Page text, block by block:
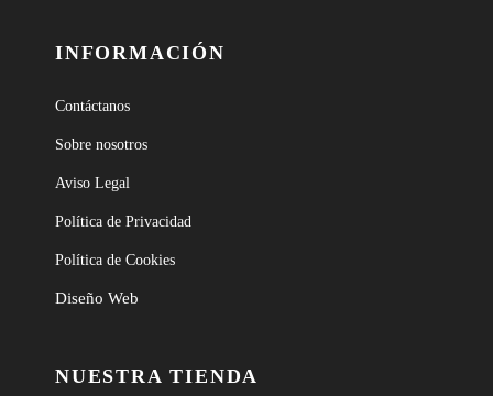
INFORMACIÓN
Contáctanos
Sobre nosotros
Aviso Legal
Política de Privacidad
Política de Cookies
Diseño Web
NUESTRA TIENDA